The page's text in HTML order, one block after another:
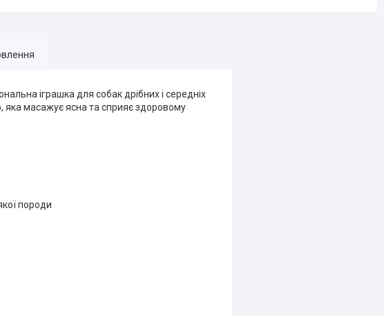
іграшка для собак дрібних і середніх
яка масажує ясна та сприяє здоровому
породи